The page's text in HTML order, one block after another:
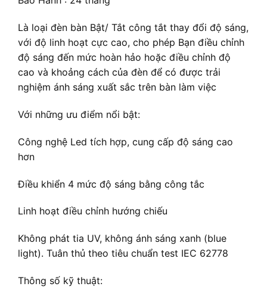
Là loại đèn bàn Bật/ Tắt công tắt thay đổi độ sáng,
với độ linh hoạt cực cao, cho phép Bạn điều chỉnh
độ sáng đến mức hoàn hảo hoặc điều chỉnh độ
cao và khoảng cách của đèn để có được trải
nghiệm ánh sáng xuất sắc trên bàn làm việc
Với những ưu điểm nổi bật:
Công nghệ Led tích hợp, cung cấp độ sáng cao
hơn
Điều khiển 4 mức độ sáng bằng công tắc
Linh hoạt điều chỉnh hướng chiếu
Không phát tia UV, không ánh sáng xanh (blue
light). Tuân thủ theo tiêu chuẩn test IEC 62778
Thông số kỹ thuật: